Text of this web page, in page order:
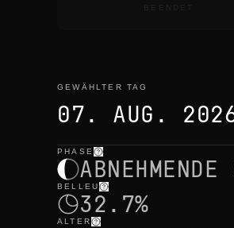
GEWÄHLTER TAG
07. AUG.
gewählter tag
PHASE
BELLEU
32.7%
ALTER